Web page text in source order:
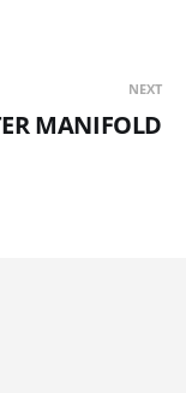
NEXT
MANIFOLD